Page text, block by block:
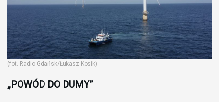
(fot. Radio Gdańsk/Łukasz Kosik)
„POWÓD DO DUMY”